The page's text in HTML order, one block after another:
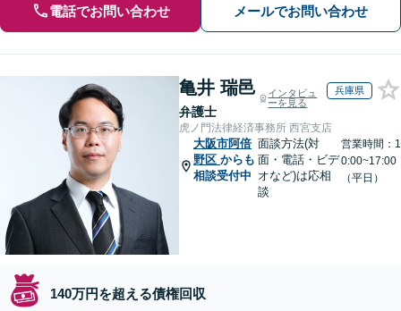
電話でお問い合わせ メールでお問い合わせ
亀井 瑞邑
弁護士
インタビュ
ーを見る
兵庫県
虎ノ門法律経済事務所 西宮支店
大阪市阿倍
野区 からも
相談受付中
面談方法(対
面・電話・ビデ
オなど)は応相
談
営業時間：1
0:00~17:00
（平日）
140万円を超える債権回収